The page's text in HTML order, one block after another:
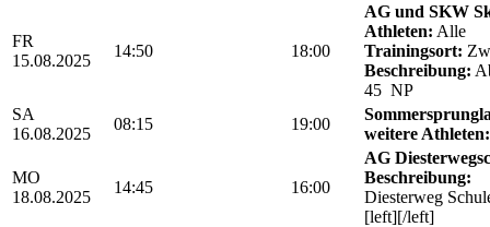
FR
15.08.2025
14:50 18:00
AG und SKW
Athleten: Alle
Trainingsort:
Beschreibung:
45 NP
SA
16.08.2025
08:15 19:00
weitere Athleten:
MO
18.08.2025
14:45 16:00
AG
Beschreibung:
Diesterweg
[left][/left]